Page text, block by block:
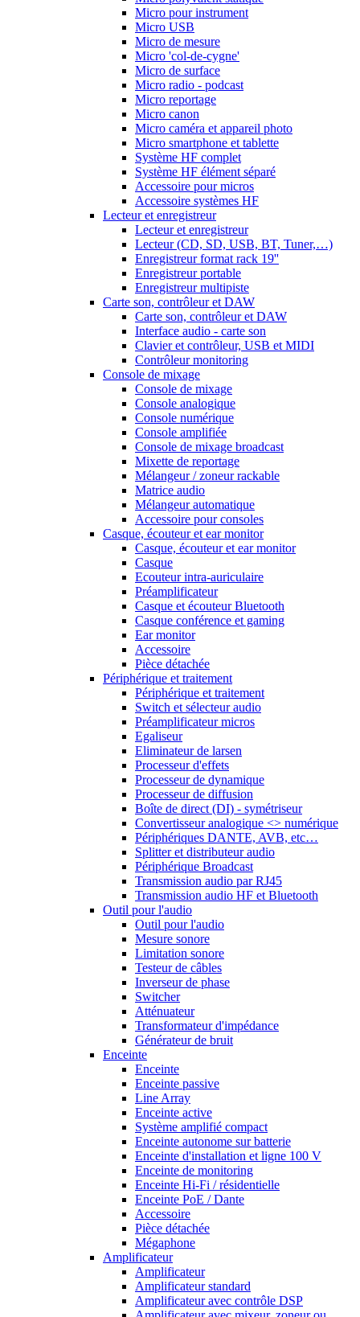
Micro pour instrument
Micro USB
Micro de mesure
Micro 'col-de-cygne'
Micro de surface
Micro radio - podcast
Micro reportage
Micro canon
Micro caméra et appareil photo
Micro smartphone et tablette
Système HF complet
Système HF élément séparé
Accessoire pour micros
Accessoire systèmes HF
Lecteur et enregistreur
Lecteur et enregistreur
Lecteur (CD, SD, USB, BT, Tuner,…)
Enregistreur format rack 19''
Enregistreur portable
Enregistreur multipiste
Carte son, contrôleur et DAW
Carte son, contrôleur et DAW
Interface audio - carte son
Clavier et contrôleur, USB et MIDI
Contrôleur monitoring
Console de mixage
Console de mixage
Console analogique
Console numérique
Console amplifiée
Console de mixage broadcast
Mixette de reportage
Mélangeur / zoneur rackable
Matrice audio
Mélangeur automatique
Accessoire pour consoles
Casque, écouteur et ear monitor
Casque, écouteur et ear monitor
Casque
Ecouteur intra-auriculaire
Préamplificateur
Casque et écouteur Bluetooth
Casque conférence et gaming
Ear monitor
Accessoire
Pièce détachée
Périphérique et traitement
Périphérique et traitement
Switch et sélecteur audio
Préamplificateur micros
Egaliseur
Eliminateur de larsen
Processeur d'effets
Processeur de dynamique
Processeur de diffusion
Boîte de direct (DI) - symétriseur
Convertisseur analogique <> numérique
Périphériques DANTE, AVB, etc…
Splitter et distributeur audio
Périphérique Broadcast
Transmission audio par RJ45
Transmission audio HF et Bluetooth
Outil pour l'audio
Outil pour l'audio
Mesure sonore
Limitation sonore
Testeur de câbles
Inverseur de phase
Switcher
Atténuateur
Transformateur d'impédance
Générateur de bruit
Enceinte
Enceinte
Enceinte passive
Line Array
Enceinte active
Système amplifié compact
Enceinte autonome sur batterie
Enceinte d'installation et ligne 100 V
Enceinte de monitoring
Enceinte Hi-Fi / résidentielle
Enceinte PoE / Dante
Accessoire
Pièce détachée
Mégaphone
Amplificateur
Amplificateur
Amplificateur standard
Amplificateur avec contrôle DSP